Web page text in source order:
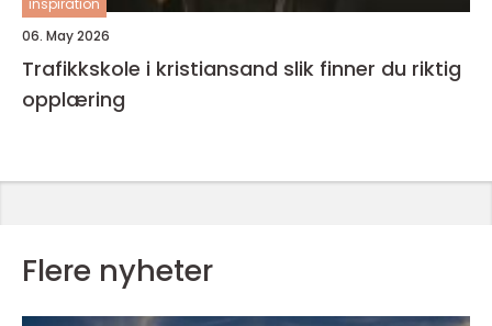
inspiration
06. May 2026
Trafikkskole i kristiansand slik finner du riktig
opplæring
Flere nyheter